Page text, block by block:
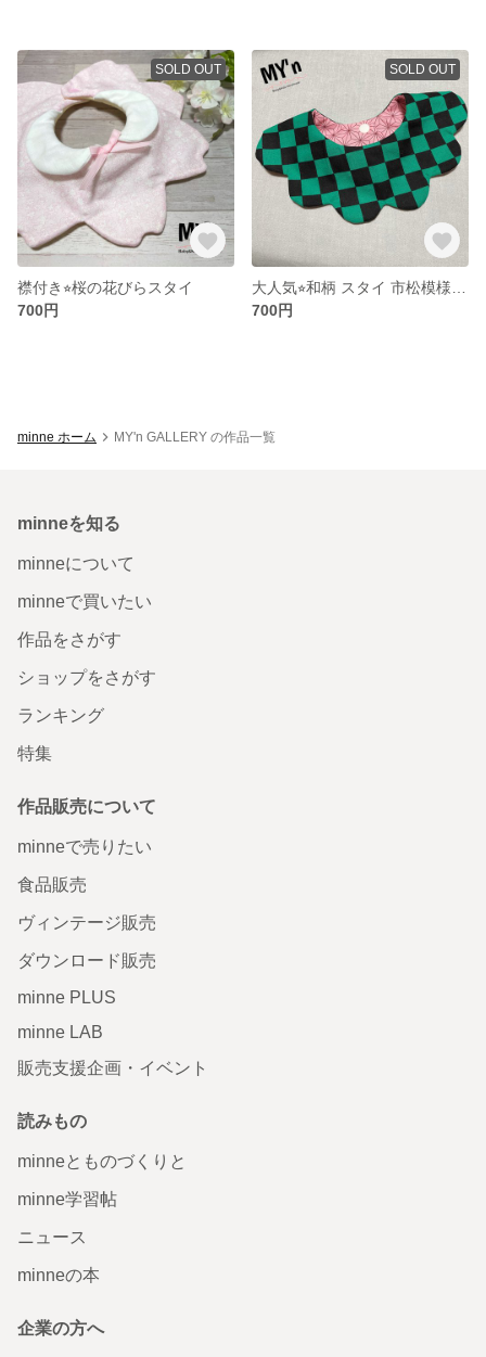
SOLD OUT
襟付き⭐︎桜の花びらスタイ
700円
SOLD OUT
700円
minne ホーム MY'n GALLERY の作品一覧
minneを知る
minneについて
minneで買いたい
作品をさがす
ショップをさがす
ランキング
特集
作品販売について
minneで売りたい
食品販売
ヴィンテージ販売
ダウンロード販売
minne PLUS
minne LAB
販売支援企画・イベント
読みもの
minneとものづくりと
minne学習帖
ニュース
minneの本
企業の方へ